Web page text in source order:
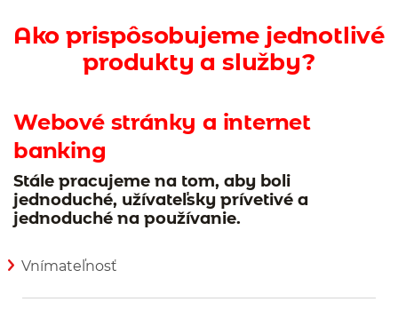
Ako prispôsobujeme jednotlivé
produkty a služby?
Webové stránky a internet
banking
Stále pracujeme na tom, aby boli
jednoduché, užívateľsky prívetivé a
jednoduché na používanie.
Vnímateľnosť